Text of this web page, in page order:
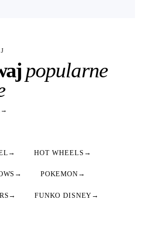
popularne
→
→ HOT WHEELS →
→ POKEMON →
→ FUNKO DISNEY →